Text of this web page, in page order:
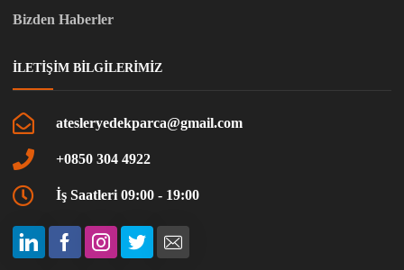
Bizden Haberler
İLETIŞIM BILGILERIMIZ
atesleryedekparca@gmail.com
+0850 304 4922
İş Saatleri 09:00 - 19:00